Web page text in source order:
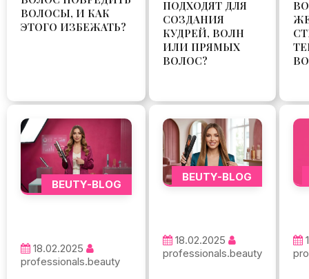
ВОЛОСЫ, И КАК
ЭТОГО ИЗБЕЖАТЬ?
ПОДХОДЯТ ДЛЯ
СОЗДАНИЯ
КУДРЕЙ, ВОЛН
ИЛИ ПРЯМЫХ
ВОЛОС?
BEUTY-BLOG
18.02.2025
professionals.beauty
BEUTY-BLOG
18.02.2025
professionals.beauty